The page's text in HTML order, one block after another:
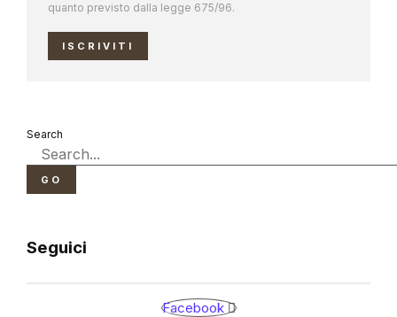
quanto previsto dalla legge 675/96.
ISCRIVITI
Search
GO
Seguici
Facebook